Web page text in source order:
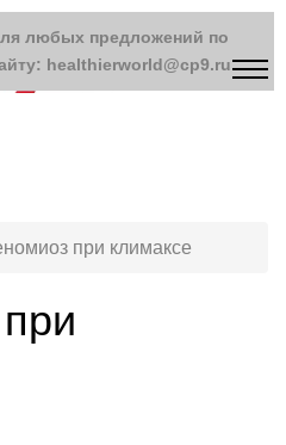
при климаксе
любых предложений по
healthierworld@cp9.ru